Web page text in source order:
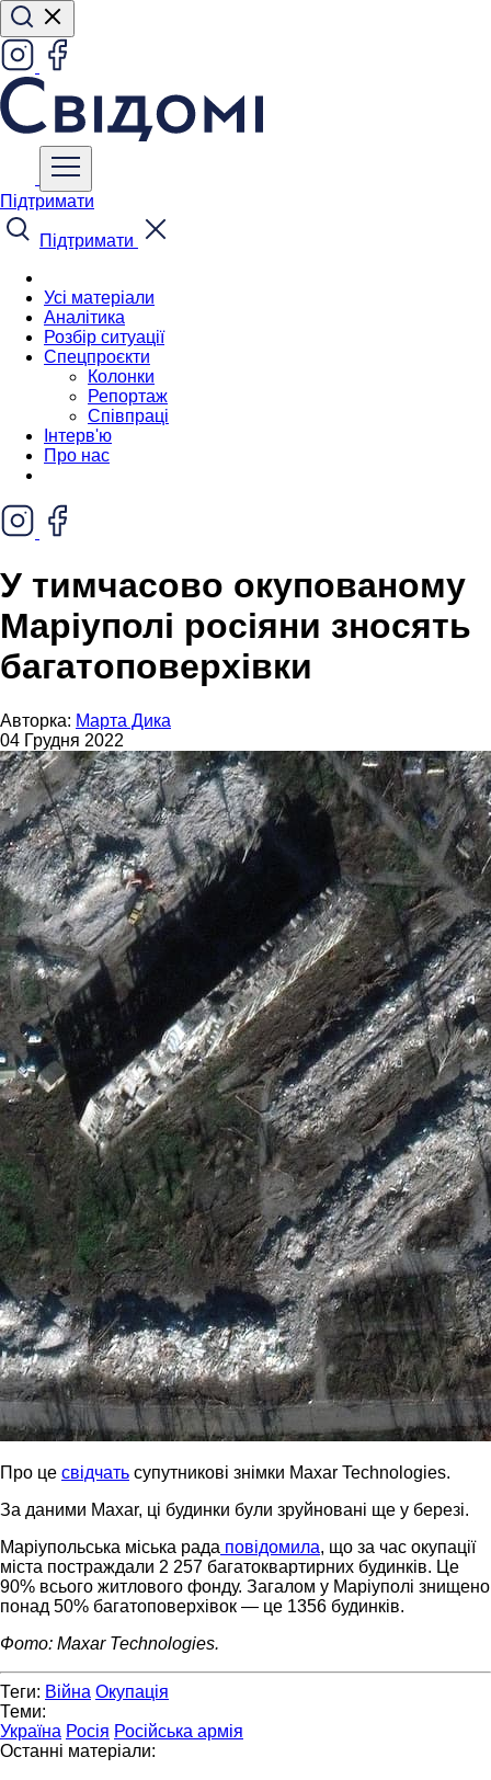
Підтримати
Підтримати
Усі матеріали
Аналітика
Розбір ситуації
Спецпроєкти
Колонки
Репортаж
Співпраці
Інтерв'ю
Про нас
У тимчасово окупованому
Маріуполі росіяни зносять
багатоповерхівки
Авторка: Марта Дика
04 Грудня 2022
Про це свідчать супутникові знімки Maxar Technologies.
За даними Maxar, ці будинки були зруйновані ще у березі.
Маріупольська міська рада повідомила, що за час окупації
міста постраждали 2 257 багатоквартирних будинків. Це
90% всього житлового фонду. Загалом у Маріуполі знищено
понад 50% багатоповерхівок — це 1356 будинків.
Фото: Maxar Technologies.
Теги: Війна Окупація
Теми:
Україна Росія Російська армія
Останні матеріали: